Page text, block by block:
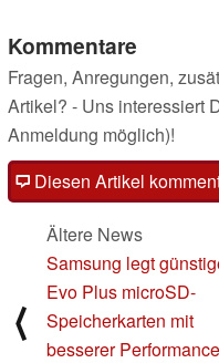
Kommentare
Fragen, Anregungen,
Artikel? - Uns interessiert
Anmeldung möglich)!
Diesen Artikel
⟨
Ältere News
Samsung legt
Evo Plus microSD-
Speicherkarten mit
besserer Performance